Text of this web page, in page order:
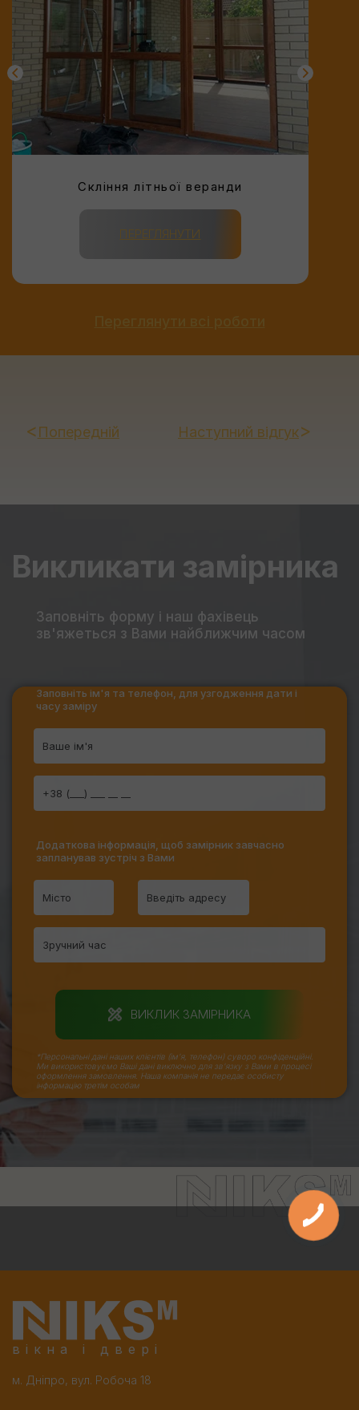
Скління літньої веранди
ПЕРЕГЛЯНУТИ
Попередній Наступний відгук
Викликати замірника
Заповніть форму і наш фахівець
зв'яжеться з Вами найближчим часом
Заповніть ім'я та телефон, для узгодження дати і
часу заміру
Додаткова інформація, щоб замірник завчасно
запланував зустріч з Вами
ВИКЛИК ЗАМІРНИКА
*Персональні дані наших клієнтів (ім'я, телефон) суворо конфіденційні.
Ми використовуємо Ваші дані виключно для зв'язку з Вами в процесі
оформлення замовлення. Наша компанія не передає особисту
інформацію третім особам
вікна і двері
м. Дніпро, вул. Робоча 18